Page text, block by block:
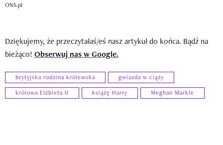
ONS.pl
Dziękujemy, że przeczytałaś/eś nasz artykuł do końca. Bądź na
bieżąco! Obserwuj nas w Google.
brytyjska rodzina królewska
gwiazda w ciąży
królowa Elżbieta II
książę Harry Meghan Markle